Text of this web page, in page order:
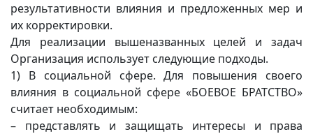
результативности влияния и предложенных мер и
их корректировки.
Для реализации вышеназванных целей и задач
Организация использует следующие подходы.
1) В социальной сфере. Для повышения своего
влияния в социальной сфере «БОЕВОЕ БРАТСТВО»
считает необходимым:
– представлять и защищать интересы и права